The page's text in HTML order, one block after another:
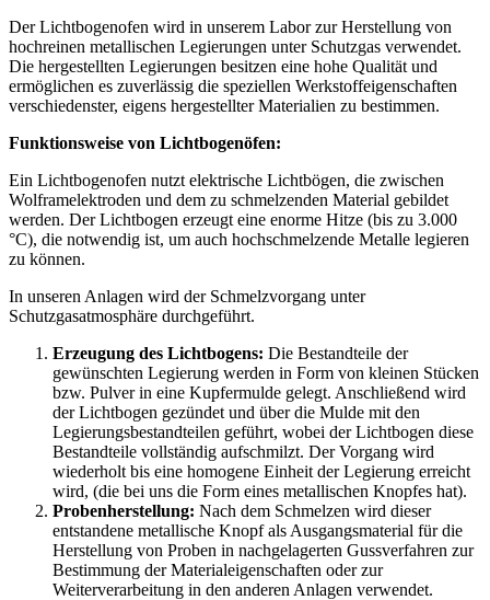
Der Lichtbogenofen wird in unserem Labor zur Herstellung von
hochreinen metallischen Legierungen unter Schutzgas verwendet.
Die hergestellten Legierungen besitzen eine hohe Qualität und
ermöglichen es zuverlässig die speziellen Werkstoffeigenschaften
verschiedenster, eigens hergestellter Materialien zu bestimmen.
Funktionsweise von Lichtbogenöfen:
Ein Lichtbogenofen nutzt elektrische Lichtbögen, die zwischen
Wolframelektroden und dem zu schmelzenden Material gebildet
werden. Der Lichtbogen erzeugt eine enorme Hitze (bis zu 3.000
°C), die notwendig ist, um auch hochschmelzende Metalle legieren
zu können.
In unseren Anlagen wird der Schmelzvorgang unter
Schutzgasatmosphäre durchgeführt.
Erzeugung des Lichtbogens: Die Bestandteile der
gewünschten Legierung werden in Form von kleinen Stücken
bzw. Pulver in eine Kupfermulde gelegt. Anschließend wird
der Lichtbogen gezündet und über die Mulde mit den
Legierungsbestandteilen geführt, wobei der Lichtbogen diese
Bestandteile vollständig aufschmilzt. Der Vorgang wird
wiederholt bis eine homogene Einheit der Legierung erreicht
wird, (die bei uns die Form eines metallischen Knopfes hat).
Probenherstellung: Nach dem Schmelzen wird dieser
entstandene metallische Knopf als Ausgangsmaterial für die
Herstellung von Proben in nachgelagerten Gussverfahren zur
Bestimmung der Materialeigenschaften oder zur
Weiterverarbeitung in den anderen Anlagen verwendet.